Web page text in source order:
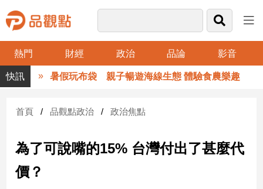
熱門 財經 政治 品論 影音
品
觀
財
台
財
暑假玩布袋 親子暢遊海線生態 體驗食農樂趣
首頁 品觀點政治 政治焦點
為了可說嘴的15% 台灣付出了甚麼代
價？